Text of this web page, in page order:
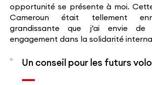
opportunité se présente à moi.
Cameroun était tellement
grandissante que j’ai envie de
engagement dans la solidarité
Un conseil pour les futurs